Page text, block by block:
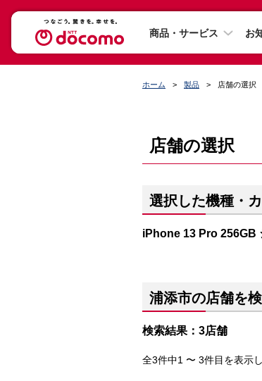
商品・サービス お
ホーム 製品 店舗の選択
店舗の選択
選択した機種・
iPhone 13 Pro 256GB
浦添市の店舗を
検索結果：3店舗
全3件中1 〜 3件目を表示